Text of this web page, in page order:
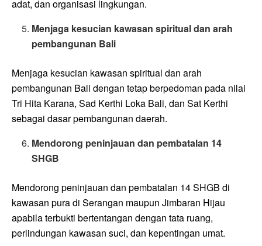
adat, dan organisasi lingkungan.
Menjaga kesucian kawasan spiritual dan arah
pembangunan Bali
Menjaga kesucian kawasan spiritual dan arah
pembangunan Bali dengan tetap berpedoman pada nilai
Tri Hita Karana, Sad Kerthi Loka Bali, dan Sat Kerthi
sebagai dasar pembangunan daerah.
Mendorong peninjauan dan pembatalan 14
SHGB
Mendorong peninjauan dan pembatalan 14 SHGB di
kawasan pura di Serangan maupun Jimbaran Hijau
apabila terbukti bertentangan dengan tata ruang,
perlindungan kawasan suci, dan kepentingan umat.